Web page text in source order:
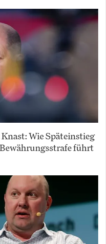
Wie Späteinstieg
führt